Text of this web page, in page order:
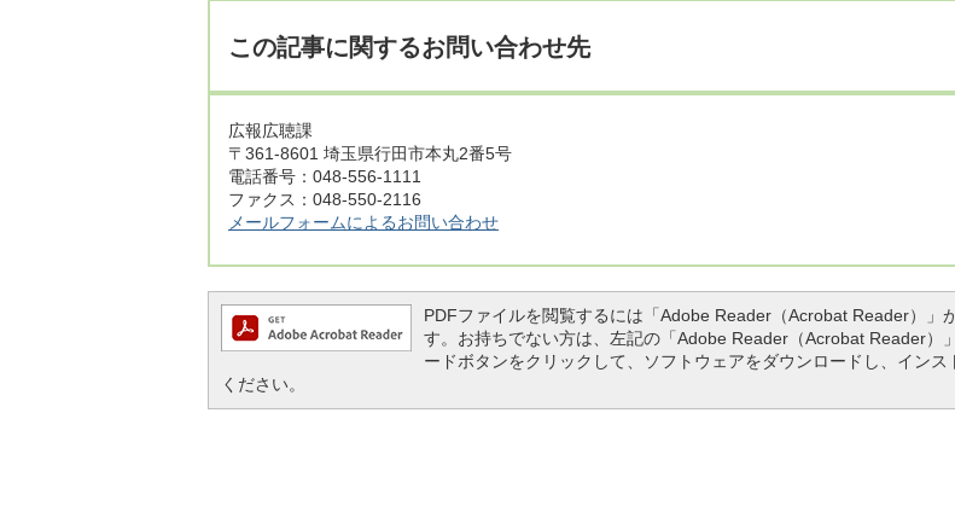
この記事に関するお問い合わせ先
広報広聴課
〒361-8601 埼玉県行田市本丸2番5号
電話番号：048-556-1111
ファクス：048-550-2116
メールフォームによるお問い合わせ
PDFファイルを閲覧するには「Adobe Reader（Acrobat Reader）」
す。お持ちでない方は、左記の「Adobe Reader（Acrobat Reader）
ードボタンをクリックして、ソフトウェアをダウンロードし、インス
ください。